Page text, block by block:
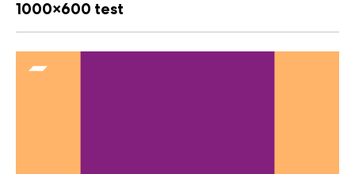
1000×600 test